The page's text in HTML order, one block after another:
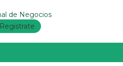
Registrate